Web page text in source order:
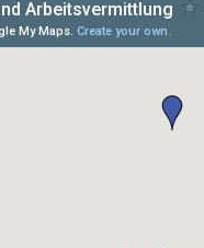
d) für Bitterfeld-
Wolfen